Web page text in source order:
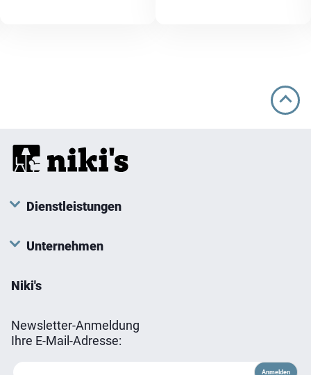
Dienstleistungen
Unternehmen
Niki's
Newsletter-Anmeldung
Ihre E-Mail-Adresse: